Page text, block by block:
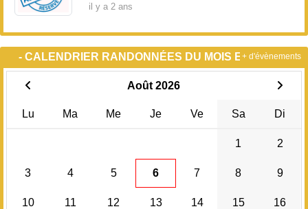
il y a 2 ans
- CALENDRIER RANDONNÉES DU MOIS EN COURS -
Août 2026
Lu Ma Me Je Ve Sa Di
1 2
3 4 5 6 7 8 9
10 11 12 13 14 15 16
+ d'évènements